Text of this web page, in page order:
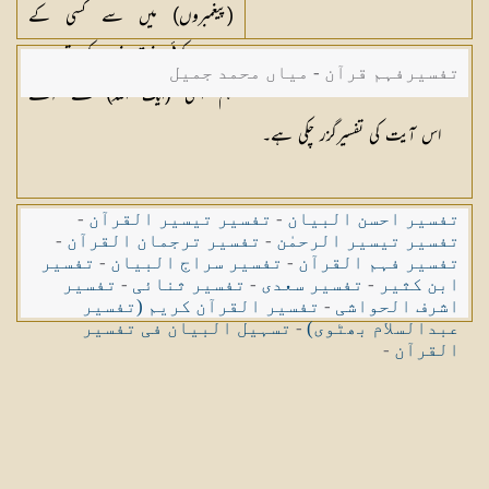
(پیغمبروں) میں سے کسی کے
درمیان کوئی فرق نہیں کرتے، اور
ہم اسی (ایک اللہ) کے آگے
تفسیرفہم قرآن - میاں محمد جمیل
اس آیت کی تفسیرگزر چکی ہے۔
تفسیر احسن البیان - تفسیر تیسیر القرآن -
تفسیر تیسیر الرحمٰن - تفسیر ترجمان القرآن -
تفسیر فہم القرآن - تفسیر سراج البیان - تفسیر
ابن کثیر - تفسیر سعدی - تفسیر ثنائی - تفسیر
اشرف الحواشی - تفسیر القرآن کریم (تفسیر
عبدالسلام بھٹوی)-تسہیل البیان فی تفسیر
القرآن -